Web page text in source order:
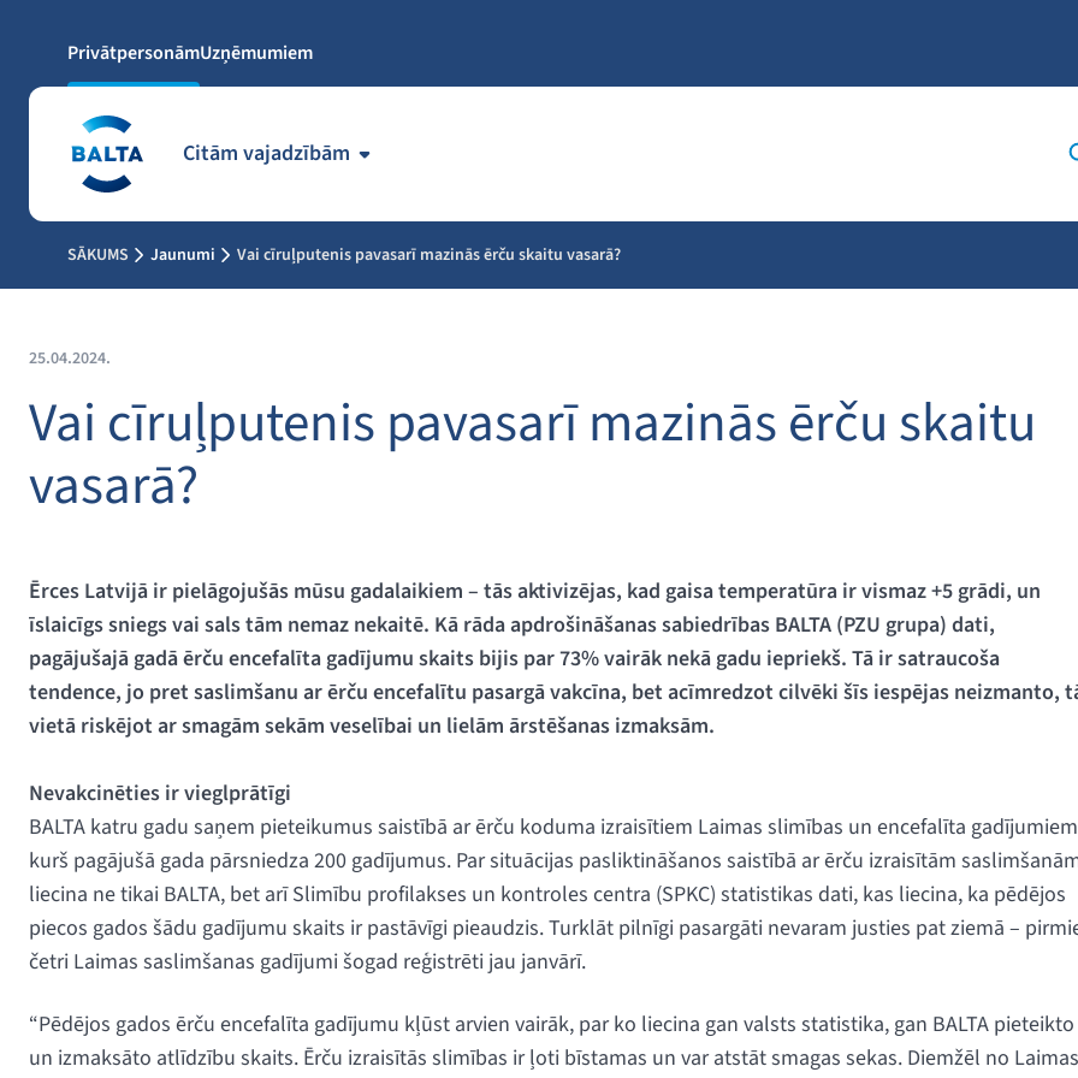
PrivātpersonāmUzņēmumiem
Citām vajadzībām
SĀKUMS Jaunumi Vai cīruļputenis pavasarī mazinās ērču skaitu vasarā?
25.04.2024.
Vai cīruļputenis pavasarī mazinās ērču skaitu
vasarā?
Ērces Latvijā ir pielāgojušās mūsu gadalaikiem – tās aktivizējas, kad gaisa temperatūra ir vismaz +5 grādi, un
īslaicīgs sniegs vai sals tām nemaz nekaitē. Kā rāda apdrošināšanas sabiedrības BALTA (PZU grupa) dati,
pagājušajā gadā ērču encefalīta gadījumu skaits bijis par 73% vairāk nekā gadu iepriekš. Tā ir satraucoša
tendence, jo pret saslimšanu ar ērču encefalītu pasargā vakcīna, bet acīmredzot cilvēki šīs iespējas neizmanto,
vietā riskējot ar smagām sekām veselībai un lielām ārstēšanas izmaksām.
Nevakcinēties ir vieglprātīgi
BALTA katru gadu saņem pieteikumus saistībā ar ērču koduma izraisītiem Laimas slimības un encefalīta
kurš pagājušā gada pārsniedza 200 gadījumus. Par situācijas pasliktināšanos saistībā ar ērču izraisītām
liecina ne tikai BALTA, bet arī Slimību profilakses un kontroles centra (SPKC) statistikas dati, kas liecina, ka pēdējos
piecos gados šādu gadījumu skaits ir pastāvīgi pieaudzis. Turklāt pilnīgi pasargāti nevaram justies pat ziemā –
četri Laimas saslimšanas gadījumi šogad reģistrēti jau janvārī.
“Pēdējos gados ērču encefalīta gadījumu kļūst arvien vairāk, par ko liecina gan valsts statistika, gan BALTA pieteikto
un izmaksāto atlīdzību skaits. Ērču izraisītās slimības ir ļoti bīstamas un var atstāt smagas sekas. Diemžēl no Laimas